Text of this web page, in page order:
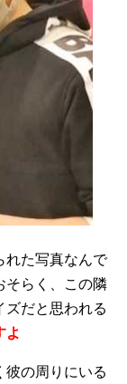
れた写真なんで
そらく、この隣
ズだと思われる
よ
彼の周りにいる